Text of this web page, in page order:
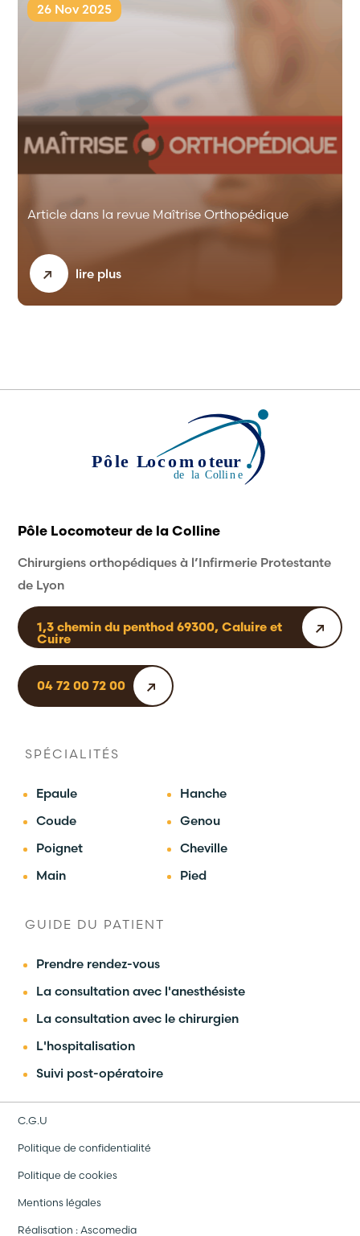
Article dans la revue Maîtrise Orthopédique
26 Nov 2025
lire plus
Pôle Locomoteur de la Colline
Chirurgiens orthopédiques à l’Infirmerie Protestante
de Lyon
1,3 chemin du penthod 69300, Caluire et
Cuire
04 72 00 72 00
SPÉCIALITÉS
Epaule
Hanche
Coude
Genou
Poignet
Cheville
Main
Pied
GUIDE DU PATIENT
Prendre rendez-vous
La consultation avec l'anesthésiste
La consultation avec le chirurgien
L'hospitalisation
Suivi post-opératoire
C.G.U
Politique de confidentialité
Politique de cookies
Mentions légales
Réalisation :Ascomedia